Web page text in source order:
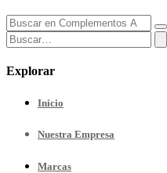
Explorar
Inicio
Nuestra Empresa
Marcas